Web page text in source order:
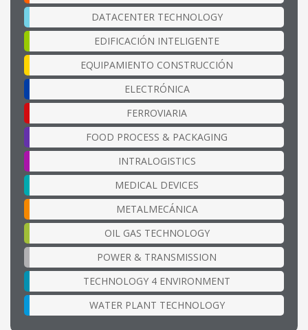
DATACENTER TECHNOLOGY
EDIFICACIÓN INTELIGENTE
EQUIPAMIENTO CONSTRUCCIÓN
ELECTRÓNICA
FERROVIARIA
FOOD PROCESS & PACKAGING
INTRALOGISTICS
MEDICAL DEVICES
METALMECÁNICA
OIL GAS TECHNOLOGY
POWER & TRANSMISSION
TECHNOLOGY 4 ENVIRONMENT
WATER PLANT TECHNOLOGY